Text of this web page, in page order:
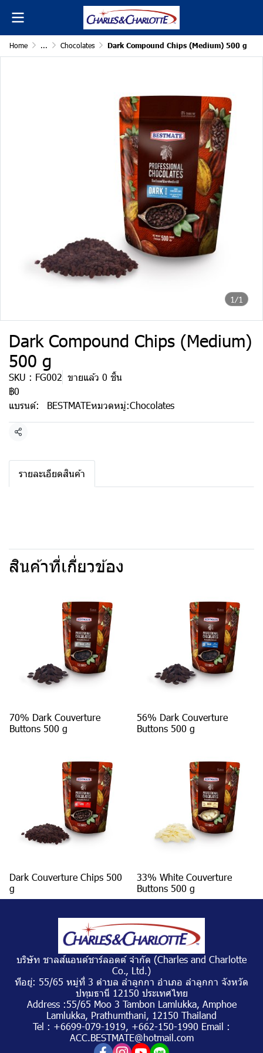
Home ... Chocolates Dark Compound Chips (Medium) 500 g
1/1
Dark Compound Chips (Medium)
500 g
SKU : FG002 ขายแล้ว 0 ชิ้น
฿0
แบรนด์:
BESTMATEหมวดหมู่:Chocolates
แชร์
รายละเอียดสินค้า
สินค้าที่เกี่ยวข้อง
70% Dark Couverture
Buttons 500 g
56% Dark Couverture
Buttons 500 g
Dark Couverture Chips 500
g
33% White Couverture
Buttons 500 g
บริษัท ชาลส์แอนด์ชาร์ลอตต์ จำกัด (Charles and Charlotte
Co., Ltd.)
ทีอยู่: 55/65 หมู่ที่ 3 ตำบล ลำลูกกา อำเภอ ลำลูกกา จังหวัด
ปทุมธานี 12150 ประเทศไทย
Address :55/65 Moo 3 Tambon Lamlukka, Amphoe
Lamlukka, Prathumthani, 12150 Thailand
Tel : +6699-079-1919, +662-150-1990 Email :
ACC.BESTMATE@hotmail.com